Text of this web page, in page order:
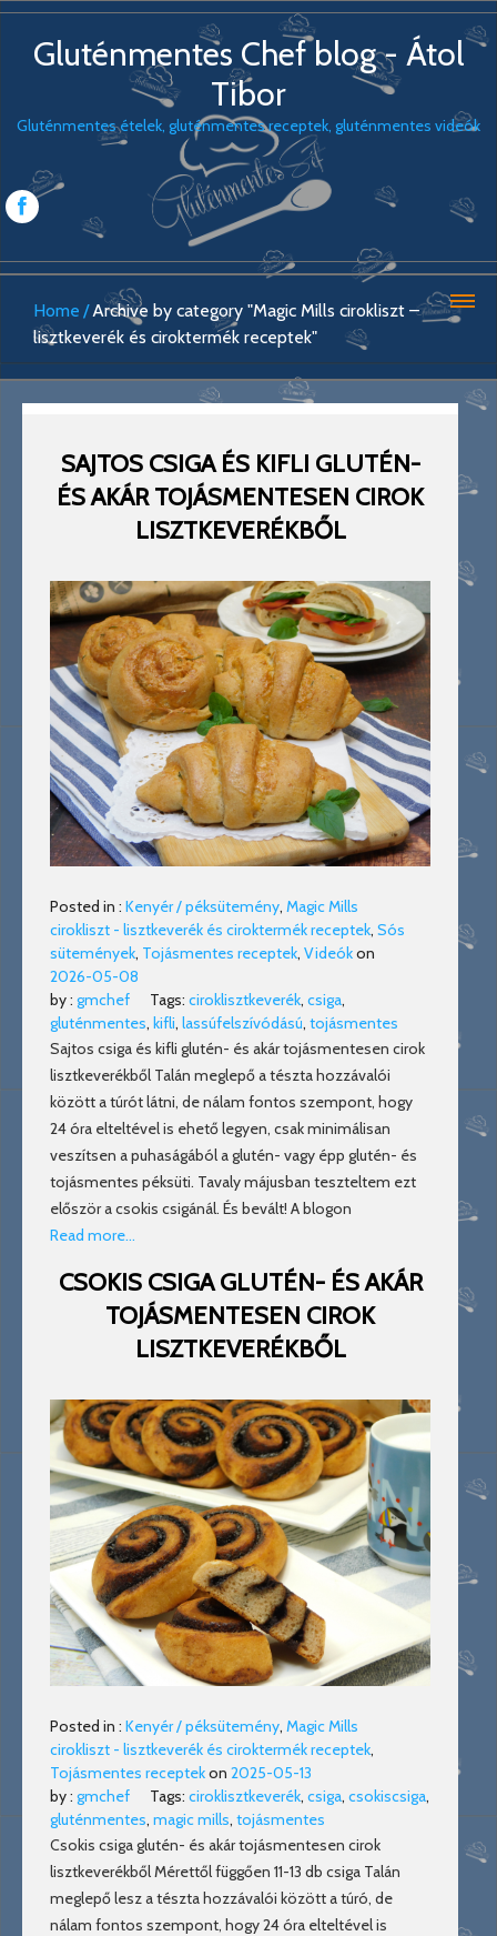
Gluténmentes Chef blog - Átol
Tibor
Gluténmentes ételek, gluténmentes receptek, gluténmentes videók
Home
Archive by category "Magic Mills cirokliszt –
lisztkeverék és ciroktermék receptek"
SAJTOS CSIGA ÉS KIFLI GLUTÉN-
ÉS AKÁR TOJÁSMENTESEN CIROK
LISZTKEVERÉKBŐL
Posted in : Kenyér / péksütemény, Magic Mills
cirokliszt - lisztkeverék és ciroktermék receptek, Sós
sütemények, Tojásmentes receptek, Videókon
2026-05-08
by : gmchef Tags: ciroklisztkeverék, csiga,
gluténmentes, kifli, lassúfelszívódású, tojásmentes
Sajtos csiga és kifli glutén- és akár tojásmentesen cirok
lisztkeverékből Talán meglepő a tészta hozzávalói
között a túrót látni, de nálam fontos szempont, hogy
24 óra elteltével is ehető legyen, csak minimálisan
veszítsen a puhaságából a glutén- vagy épp glutén- és
tojásmentes péksüti. Tavaly májusban teszteltem ezt
először a csokis csigánál. És bevált! A blogon
Read more…
CSOKIS CSIGA GLUTÉN- ÉS AKÁR
TOJÁSMENTESEN CIROK
LISZTKEVERÉKBŐL
Posted in : Kenyér / péksütemény, Magic Mills
cirokliszt - lisztkeverék és ciroktermék receptek,
Tojásmentes receptekon 2025-05-13
by : gmchef Tags: ciroklisztkeverék, csiga, csokiscsiga,
gluténmentes, magic mills, tojásmentes
Csokis csiga glutén- és akár tojásmentesen cirok
lisztkeverékből Mérettől függően 11-13 db csiga Talán
meglepő lesz a tészta hozzávalói között a túró, de
nálam fontos szempont, hogy 24 óra elteltével is